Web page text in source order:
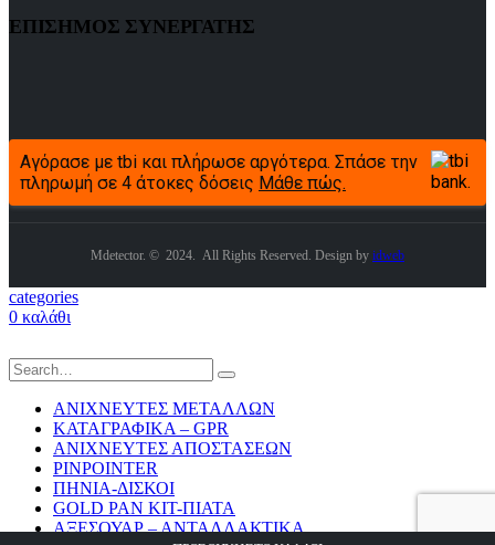
ΕΠΙΣΗΜΟΣ ΣΥΝΕΡΓΑΤΗΣ
Αγόρασε με tbi και πλήρωσε αργότερα. Σπάσε την
πληρωμή σε 4 άτοκες δόσεις Μάθε πώς.
Mdetector. © 2024. All Rights Reserved. Design by idweb
categories
0 καλάθι
ΑΝΙΧΝΕΥΤΕΣ ΜΕΤΑΛΛΩΝ
ΚΑΤΑΓΡΑΦΙΚΑ – GPR
ΑΝΙΧΝΕΥΤΕΣ ΑΠΟΣΤΑΣΕΩΝ
PINPOINTER
ΠΗΝΙΑ-ΔΙΣΚΟΙ
GOLD PAN KIT-ΠΙΑΤΑ
ΑΞΕΣΟΥΑΡ – ΑΝΤΑΛΛΑΚΤΙΚΑ